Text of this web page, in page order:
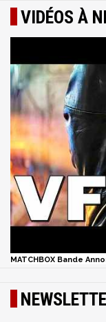
VIDÉOS À
MATCHBOX Bande